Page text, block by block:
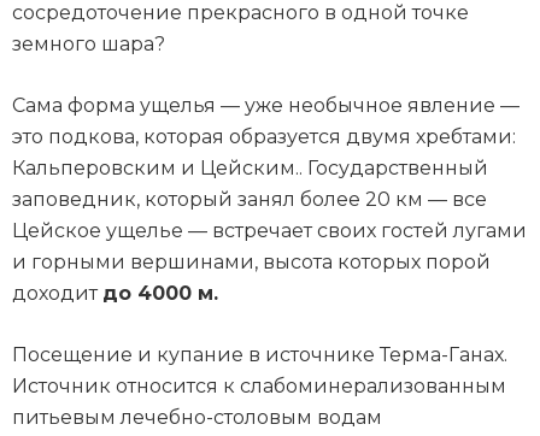
сосредоточение прекрасного в одной точке
земного шара?
Сама форма ущелья — уже необычное явление —
это подкова, которая образуется двумя хребтами:
Кальперовским и Цейским.. Государственный
заповедник, который занял более 20 км — все
Цейское ущелье — встречает своих гостей лугами
и горными вершинами, высота которых порой
доходит до 4000 м.
Посещение и купание в источнике Терма-Ганах.
Источник относится к слабоминерализованным
питьевым лечебно-столовым водам